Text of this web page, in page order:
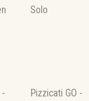
Senlis.
Plet,
de
nettoyé,
Solo
Pizzicati GO -